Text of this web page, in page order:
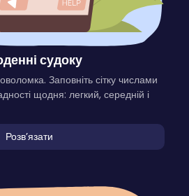
судоку
Заповніть сітку числами
щодня: легкий, середній і
Розвʼязати